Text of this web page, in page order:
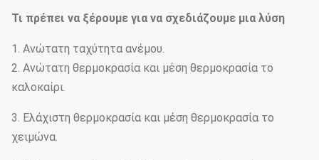
Τι πρέπει να ξέρουμε για να σχεδιάζουμε μια λύση
1. Ανώτατη ταχύτητα ανέμου.
2. Ανώτατη θερμοκρασία και μέση θερμοκρασία το
καλοκαίρι.
3. Ελάχιστη θερμοκρασία και μέση θερμοκρασία το
χειμώνα.